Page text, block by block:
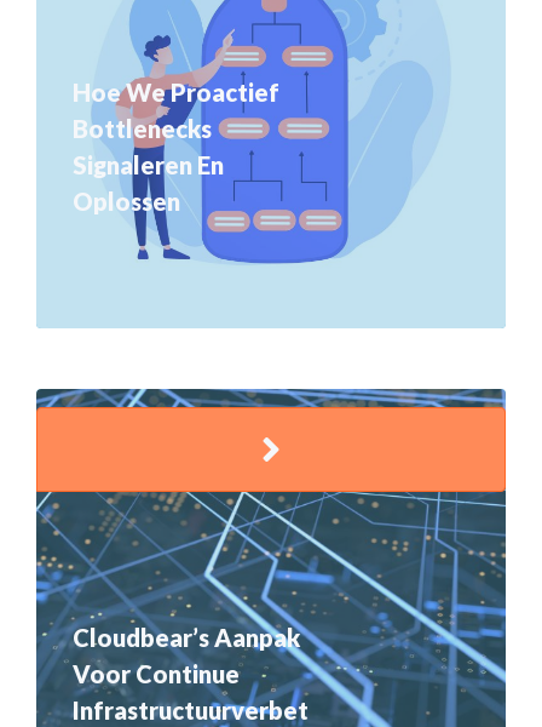
Hoe We Proactief
Bottlenecks
Signaleren En
Oplossen
Cloudbear’s Aanpak
Voor Continue
Infrastructuurverbet